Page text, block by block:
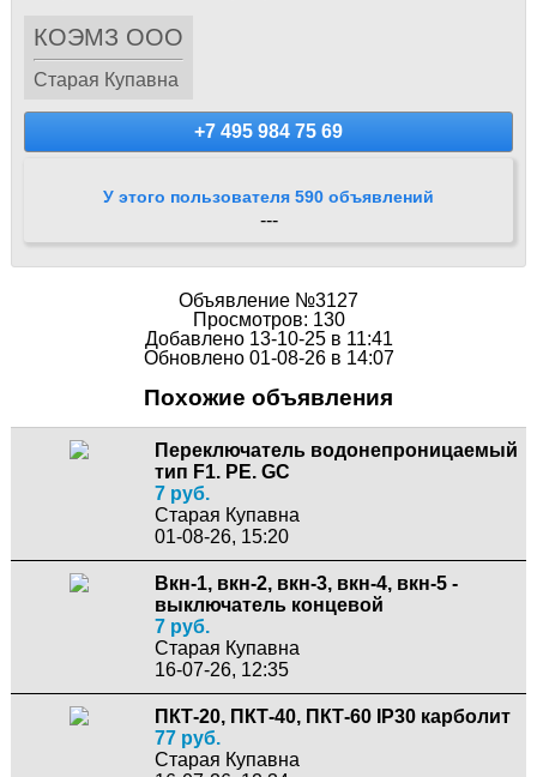
КОЭМЗ ООО
Старая Купавна
+7 495 984 75 69
У этого пользователя 590 объявлений
---
Объявление №3127
Просмотров: 130
Добавлено 13-10-25 в 11:41
Обновлено 01-08-26 в 14:07
Похожие объявления
Переключатель водонепроницаемый
тип F1. PE. GC
7 руб.
Старая Купавна
01-08-26, 15:20
Вкн-1, вкн-2, вкн-3, вкн-4, вкн-5 -
выключатель концевой
7 руб.
Старая Купавна
16-07-26, 12:35
ПКТ-20, ПКТ-40, ПКТ-60 IP30 карболит
77 руб.
Старая Купавна